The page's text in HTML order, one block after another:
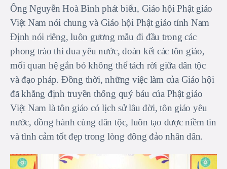
Ông Nguyễn Hoà Bình phát biểu, Giáo hội Phật giáo
Việt Nam nói chung và Giáo hội Phật giáo tỉnh Nam
Định nói riêng, luôn gương mẫu đi đầu trong các
phong trào thi đua yêu nước, đoàn kết các tôn giáo,
mối quan hệ gắn bó không thể tách rời giữa dân tộc
và đạo pháp. Đồng thời, những việc làm của Giáo hội
đã khẳng định truyền thống quý báu của Phật giáo
Việt Nam là tôn giáo có lịch sử lâu đời, tôn giáo yêu
nước, đồng hành cùng dân tộc, luôn tạo được niềm tin
và tình cảm tốt đẹp trong lòng đông đảo nhân dân.